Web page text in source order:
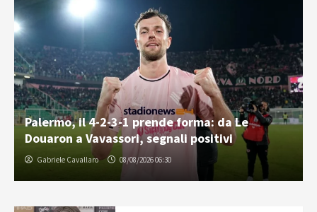
Palermo, il 4-2-3-1 prende forma: da Le
Douaron a Vavassori, segnali positivi
Gabriele Cavallaro 08/08/2026 06:30